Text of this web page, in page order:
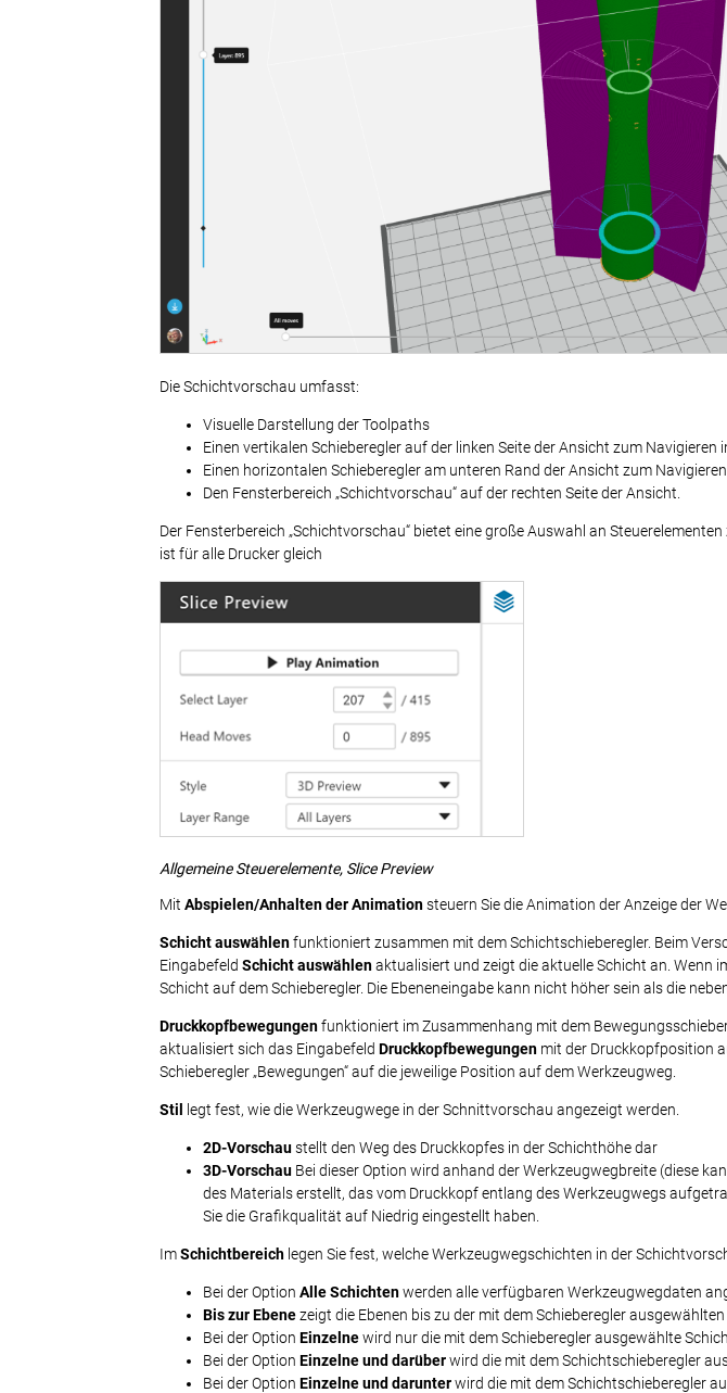
Die Schichtvorschau umfasst:
Visuelle Darstellung der Toolpaths
Einen vertikalen Schieberegler auf der linken Seite der Ansicht zum Navigieren
Einen horizontalen Schieberegler am unteren Rand der Ansicht zum
Den Fensterbereich „Schichtvorschau“ auf der rechten Seite der Ansicht.
Der Fensterbereich „Schichtvorschau“ bietet eine große Auswahl an
ist für alle Drucker gleich
Allgemeine Steuerelemente, Slice Preview
Mit Abspielen/Anhalten der Animationsteuern Sie die Animation der Anzeige der
Schicht auswählenfunktioniert zusammen mit dem Schichtschieberegler. Beim
Eingabefeld Schicht auswählenaktualisiert und zeigt die aktuelle Schicht an. Wenn
Schicht auf dem Schieberegler. Die Ebeneneingabe kann nicht höher sein als die
Druckkopfbewegungenfunktioniert im Zusammenhang mit dem
aktualisiert sich das Eingabefeld Druckkopfbewegungen mit der Druckkopfposition
Schieberegler „Bewegungen“ auf die jeweilige Position auf dem Werkzeugweg.
Stil legt fest, wie die Werkzeugwege in der Schnittvorschau angezeigt werden.
2D-Vorschaustellt den Weg des Druckkopfes in der Schichthöhe dar
3D-Vorschau Bei dieser Option wird anhand der Werkzeugwegbreite (diese
des Materials erstellt, das vom Druckkopf entlang des Werkzeugwegs
Sie die Grafikqualität auf Niedrig eingestellt haben.
ImSchichtbereich legen Sie fest, welche Werkzeugwegschichten in der
Bei der Option Alle Schichtenwerden alle verfügbaren Werkzeugwegdaten
Bis zur Ebenezeigt die Ebenen bis zu der mit dem Schieberegler ausgewählten
Bei der Option Einzelnewird nur die mit dem Schieberegler ausgewählte
Bei der Option Einzelne und darüberwird die mit dem Schichtschieberegler
Bei der Option Einzelne und darunterwird die mit dem Schichtschieberegler